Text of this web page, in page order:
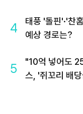
4
태풍 '돌핀'·'찬
예상 경로는?
5
"10억 넣어도
스, '쥐꼬리 배